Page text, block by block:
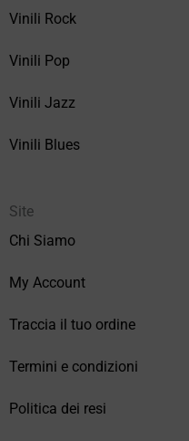
Vinili Rock
Vinili Pop
Vinili Jazz
Vinili Blues
Site
Chi Siamo
My Account
Traccia il tuo ordine
Termini e condizioni
Politica dei resi